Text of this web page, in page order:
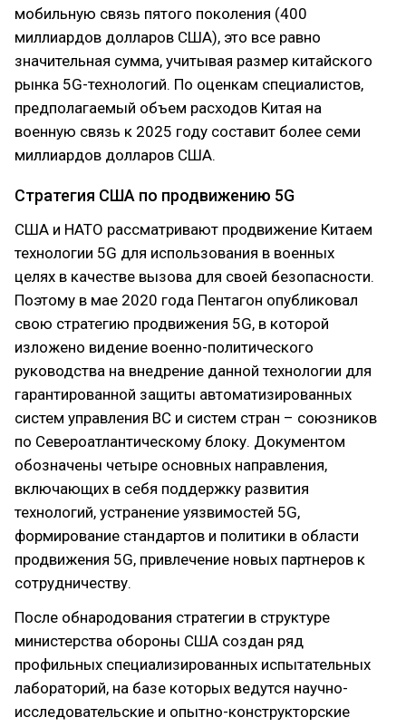
мобильную связь пятого поколения (400
миллиардов долларов США), это все равно
значительная сумма, учитывая размер китайского
рынка 5G-технологий. По оценкам специалистов,
предполагаемый объем расходов Китая на
военную связь к 2025 году составит более семи
миллиардов долларов США.
Стратегия США по продвижению 5G
США и НАТО рассматривают продвижение Китаем
технологии 5G для использования в военных
целях в качестве вызова для своей безопасности.
Поэтому в мае 2020 года Пентагон опубликовал
свою стратегию продвижения 5G, в которой
изложено видение военно-политического
руководства на внедрение данной технологии для
гарантированной защиты автоматизированных
систем управления ВС и систем стран – союзников
по Североатлантическому блоку. Документом
обозначены четыре основных направления,
включающих в себя поддержку развития
технологий, устранение уязвимостей 5G,
формирование стандартов и политики в области
продвижения 5G, привлечение новых партнеров к
сотрудничеству.
После обнародования стратегии в структуре
министерства обороны США создан ряд
профильных специализированных испытательных
лабораторий, на базе которых ведутся научно-
исследовательские и опытно-конструкторские